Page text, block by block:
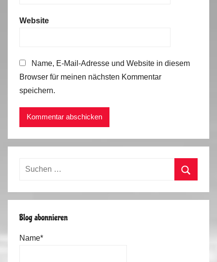
Website
Name, E-Mail-Adresse und Website in diesem
Browser für meinen nächsten Kommentar
speichern.
Suchen
Blog abonnieren
Name*